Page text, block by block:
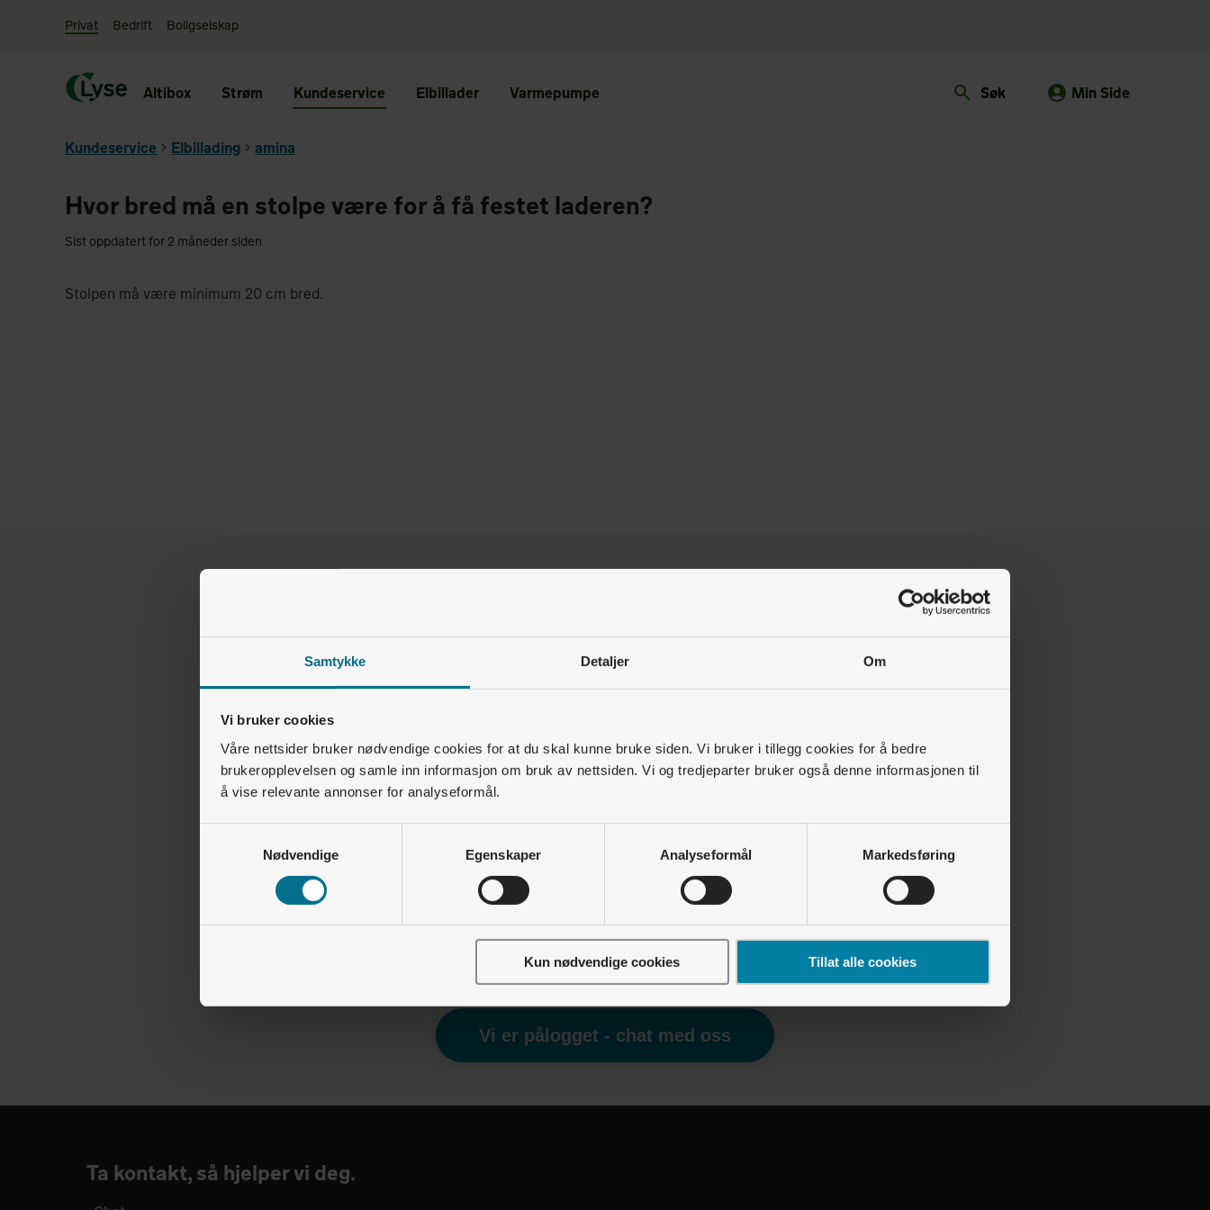
Samtykke Detaljer Om
Vi bruker cookies
Våre nettsider bruker nødvendige cookies for at du skal kunne bruke siden. Vi bruker i tillegg cookies for å bedre
brukeropplevelsen og samle inn informasjon om bruk av nettsiden. Vi og tredjeparter bruker også denne informasjonen til
å vise relevante annonser for analyseformål.
Nødvendige
Egenskaper Analyseformål Markedsføring
Kun nødvendige cookies Tillat alle cookies
Privat Bedrift Boligselskap
Altibox Strøm Kundeservice Elbillader Varmepumpe Søk Min Side
Kundeservice Elbillading amina
Hvor bred må en stolpe være for å få festet laderen?
Sist oppdatert for 2 måneder siden
Stolpen må være minimum 20 cm bred.
Var denne artikkelen nyttig for deg?
synes dette var nyttig
Relaterte artikler
Elbillading • Installasjon
Hva inngår i standard installasjon?
Hva betyr de forskjellige lysene på Zaptec Go?
Hva betyr blinkende lilla lys på Zaptec Go?
Finner du ikke det du leter etter?
Vi er pålogget - chat med oss
Ta kontakt, så hjelper vi deg.